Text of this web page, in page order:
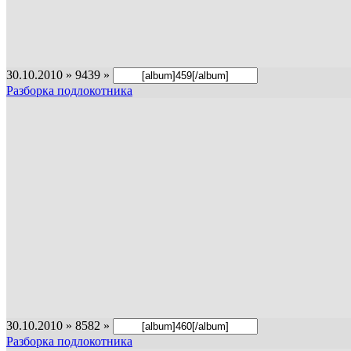
30.10.2010 » 9439 »
Разборка подлокотника
30.10.2010 » 8582 »
Разборка подлокотника